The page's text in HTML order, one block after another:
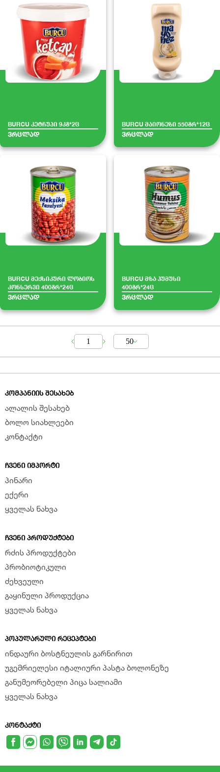
BURCU კეტჩუპი 9კგ*2ც
ვრცლად
BURCU მაიონეზი 550გრ*12ც
ვრცლად
BURCU მექსიკური ლობიოს
კონსერვი 400გრ*24ც
ვრცლად
BURCU მზა ჰუმუსი
400გრ*24ც
ვრცლად
1 50
ᲙᲝᲛᲞᲐᲜᲘᲘᲡ ᲨᲔᲡᲐᲮᲔᲑ
ალალის შესახებ
ბოლო სიახლეები
კონტაქტი
ᲩᲕᲔᲜᲘ ᲘᲛᲞᲝᲠᲢᲘ
პინარი
ექერი
ყველას ნახვა
ᲩᲕᲔᲜᲘ ᲞᲠᲝᲓᲣᲥᲢᲔᲑᲘ
რძის პროდუქტები
პრობიოტიკული
ძეხვეული
გაყინული პროდუქცია
ყველას ნახვა
ᲞᲝᲞᲣᲚᲐᲠᲣᲚᲘ ᲠᲔᲪᲔᲞᲢᲔᲑᲘ
ინდაური ბოსტნეულის გარნირით
უგემრიელესი იტალიური პასტა ბოლონეზე
განუმეორებელი პიცა სალიამი
ყველას ნახვა
ᲙᲝᲜᲢᲐᲥᲢᲘ